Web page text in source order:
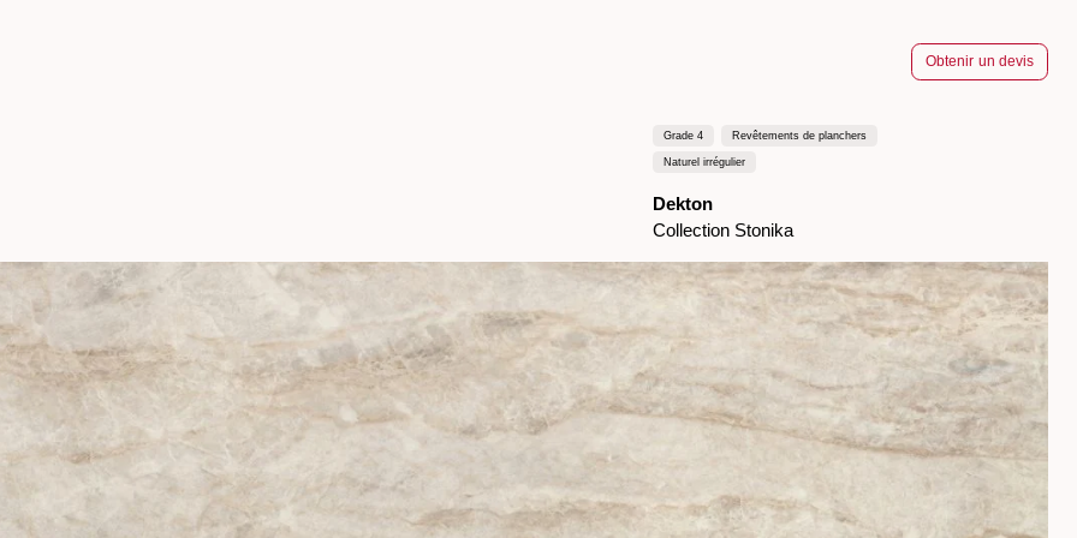
Obtenir un devis
Grade 4 Revêtements de planchers
Naturel irrégulier
Dekton
Collection Stonika
Kelya
Collection Natural
Cette teinte originale, dont les striures claires s’intègrent
parfaitement dans les environnements les plus
particuliers, s’inspire des marbres foncés.